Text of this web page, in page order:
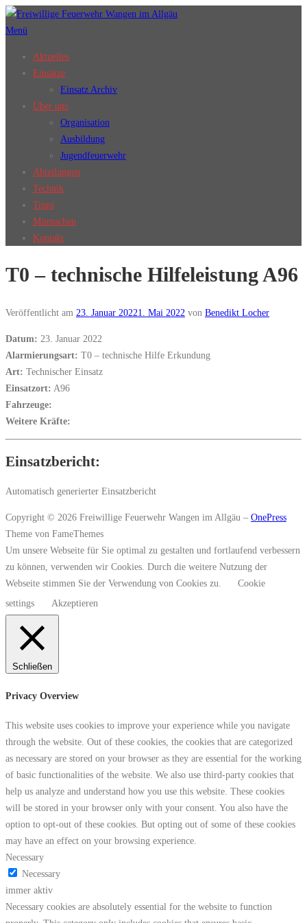
Zum
Inhalt
Menü
Aktuelles
Einsätze
Einsatz Archiv
Über uns
Organisation
Ausbildung
Jugendfeuerwehr
Abteilungen
Technik
Tipps
Mitmachen
Kontakt
T0 – technische Hilfeleistung A96
Veröffentlicht am 23. Januar 20221. Mai 2022 von Benedikt Locher
Datum: 23. Januar 2022
Alarmierungsart: T0 – technische Hilfe Erkundung
Art: Technischer Einsatz
Einsatzort: A96
Fahrzeuge:
Weitere Kräfte:
Einsatzbericht:
Automatisch generierter Einsatzbericht
Copyright © 2026 Freiwillige Feuerwehr Wangen im Allgäu – OnePress
Theme von FameThemes
Um unsere Webseite für Sie optimal zu gestalten und fortlaufend verbessern
zu können, verwenden wir Cookies. Durch die weitere Nutzung der
Webseite stimmen Sie der Verwendung von Cookies zu.
Cookie
settings
Akzeptieren
Schließen
Privacy Overview
This website uses cookies to improve your experience while you navigate
through the website. Out of these cookies, the cookies that are categorized
as necessary are stored on your browser as they are essential for the working
of basic functionalities of the website. We also use third-party cookies that
help us analyze and understand how you use this website. These cookies
will be stored in your browser only with your consent. You also have the
option to opt-out of these cookies. But opting out of some of these cookies
may have an effect on your browsing experience.
Necessary
Necessary
immer aktiv
Necessary cookies are absolutely essential for the website to function